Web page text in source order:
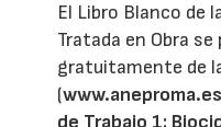
El Libro Blanco de
Tratada en Obra
gratuitamente de
(www.aneproma.es